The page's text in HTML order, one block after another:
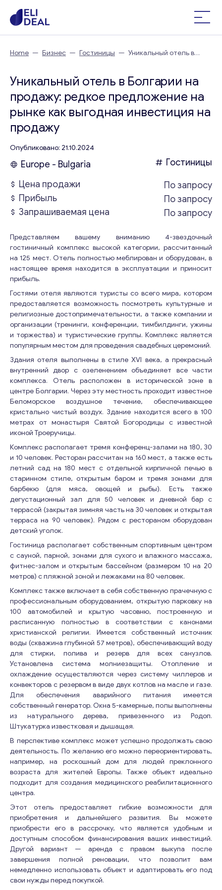
Home — Бизнес — Гостиницы — Уникальный отель в
Уникальный отель в Болгарии на
продажу: редкое предложение на
рынке как выгодная инвестиция на
продажу
Опубликовано: 21.10.2024
Europe - Bulgaria
Гостиницы
Цена продажи
По запросу
Прибыль
По запросу
Запрашиваемая цена
По запросу
Представляем вашему вниманию 4-звездочный
гостиничный комплекс высокой категории, рассчитанный
на 125 мест. Отель полностью меблирован и оборудован, в
настоящее время находится в эксплуатации и приносит
прибыль.
Гостями отеля являются туристы со всего мира, котором
предоставляется возможность посмотреть культурные и
религиозные достопримечательности, а также компании и
организации (тренинги, конференции, тимбилдинги, ужины
и торжества) и туристические группы. Комплекс является
популярным местом для проведения свадебных церемоний.
Здания отеля выполнены в стиле XVI века, а прекрасный
внутренний двор с озеленением объединяет все части
комплекса. Отель расположен в исторической зоне в
центре Болгарии. Через эту местность проходит известное
Беломорское воздушное течение, обеспечивающее
кристально чистый воздух. Здание находится всего в 100
метрах от монастыря Святой Богородицы с известной
иконой Троеручицы.
Комплекс располагает тремя конференц-залами на 180, 30
и 10 человек. Ресторан рассчитан на 160 мест, а также есть
летний сад на 180 мест с отдельной кирпичной печью в
старинном стиле, открытым баром и тремя зонами для
барбекю (для мяса, овощей и рыбы). Есть также
дегустационный зал для 50 человек и дневной бар с
террасой (закрытая зимняя часть на 30 человек и открытая
терраса на 90 человек). Рядом с рестораном оборудован
детский уголок.
Гостиница располагает собственным спортивным центром
с сауной, парной, зонами для сухого и влажного массажа,
фитнес-залом и открытым бассейном (размером 10 на 20
метров) с пляжной зоной и лежаками на 80 человек.
Комплекс также включает в себя собственную прачечную с
профессиональным оборудованием, открытую парковку на
100 автомобилей и крытую часовню, построенную и
расписанную полностью в соответствии с канонами
христианской религии. Имеется собственный источник
воды (скважина глубиной 57 метров), обеспечивающий воду
для стирки, полива и резерв для всех санузлов.
Установлена система молниезащиты. Отопление и
охлаждение осуществляются через систему чиллеров и
конвекторов с резервом в виде двух котлов на масле и газе.
Для обеспечения аварийного питания имеется
собственный генератор. Окна 5-камерные, полы выполнены
из натурального дерева, привезенного из Родоп.
Штукатурка известковая и дышащая.
В перспективе комплекс может успешно продолжать свою
деятельность. По желанию его можно переориентировать,
например, на роскошный дом для людей преклонного
возраста для жителей Европы. Также объект идеально
подходит для создания медицинского реабилитационного
центра.
Этот отель предоставляет гибкие возможности для
приобретения и дальнейшего развития. Вы можете
приобрести его в рассрочку, что является удобным и
доступным способом финансирования ваших инвестиций.
Другой вариант — аренда с правом выкупа после
завершения полной реновации, что позволит вам
немедленно использовать объект и адаптировать его под
свои нужды перед покупкой.